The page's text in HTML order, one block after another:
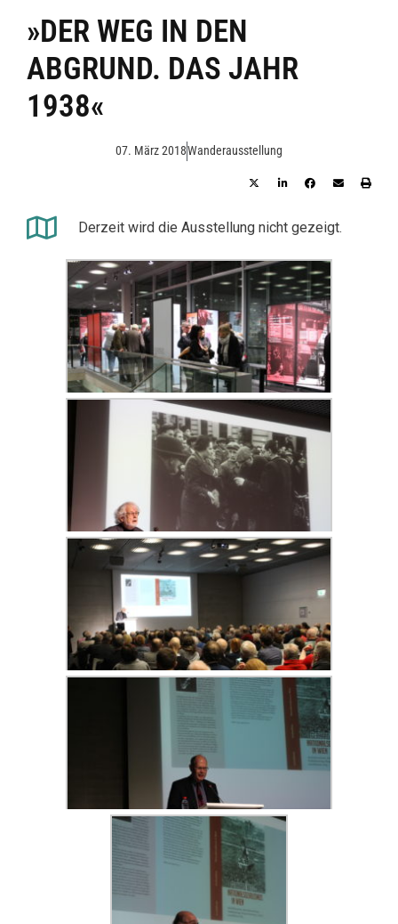
»DER WEG IN DEN
ABGRUND. DAS JAHR
1938«
07. März 2018Wanderausstellung
Derzeit wird die Ausstellung nicht gezeigt.